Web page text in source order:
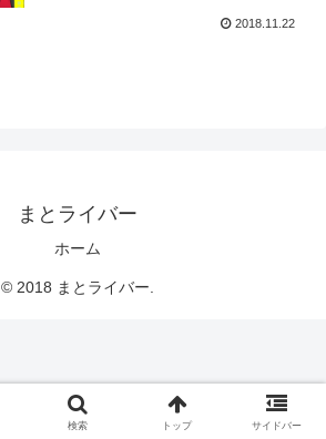
2018.11.22
まとライバー
ホーム
© 2018 まとライバー.
検索 トップ サイドバー